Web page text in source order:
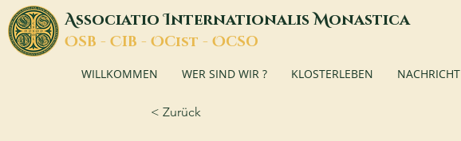
AssociatioInternationalisMonastica
OSB - CIB - OCist - OCSO
WILLKOMMEN WER SIND WIR ? KLOSTERLEBEN NACHRICHT
< Zurück